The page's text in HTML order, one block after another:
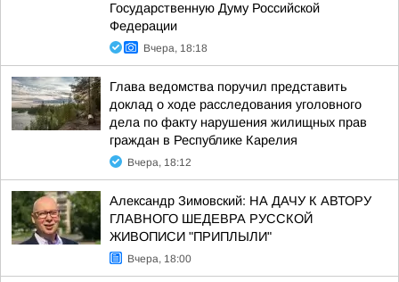
Государственную Думу Российской
Федерации
Вчера, 18:18
Глава ведомства поручил представить
доклад о ходе расследования уголовного
дела по факту нарушения жилищных прав
граждан в Республике Карелия
Вчера, 18:12
Александр Зимовский: НА ДАЧУ К АВТОРУ
ГЛАВНОГО ШЕДЕВРА РУССКОЙ
ЖИВОПИСИ "ПРИПЛЫЛИ"
Вчера, 18:00